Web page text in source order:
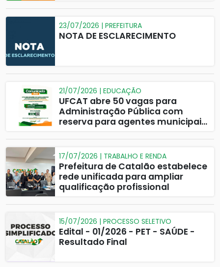
23/07/2026 | PREFEITURA
NOTA DE ESCLARECIMENTO
21/07/2026 | EDUCAÇÃO
UFCAT abre 50 vagas para
Administração Pública com
reserva para agentes municipais
17/07/2026 | TRABALHO E RENDA
Prefeitura de Catalão estabelece
rede unificada para ampliar
qualificação profissional
15/07/2026 | PROCESSO SELETIVO
Edital - 01/2026 - PET - SAÚDE -
Resultado Final